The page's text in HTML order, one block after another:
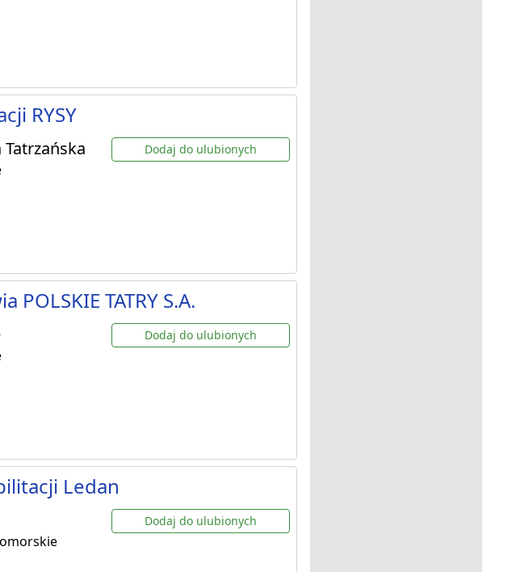
RYSY
Dodaj do ulubionych
TATRY S.A.
Dodaj do ulubionych
Ledan
Dodaj do ulubionych